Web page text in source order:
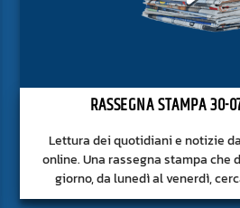
RASSEGNA STAMPA
Lettura dei quotidiani e notizie
online. Una rassegna stampa che
giorno, da lunedì al venerdì,
approfondito delle notizie del